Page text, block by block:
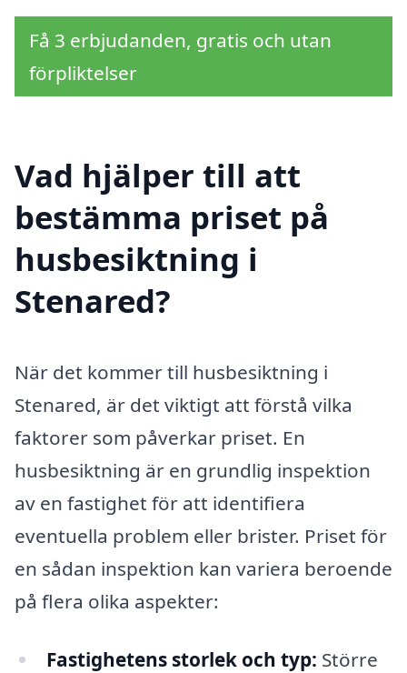
Få 3 erbjudanden, gratis och utan
förpliktelser
Vad hjälper till att
bestämma priset på
husbesiktning i
Stenared?
När det kommer till husbesiktning i
Stenared, är det viktigt att förstå vilka
faktorer som påverkar priset. En
husbesiktning är en grundlig inspektion
av en fastighet för att identifiera
eventuella problem eller brister. Priset för
en sådan inspektion kan variera beroende
på flera olika aspekter:
Fastighetens storlek och typ: Större